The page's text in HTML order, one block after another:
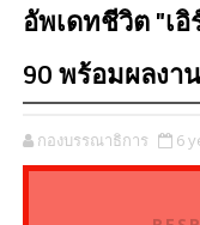
อัพเดทชีวิต "เ
90 พร้อมผลงา
กองบรรณาธิการ 6